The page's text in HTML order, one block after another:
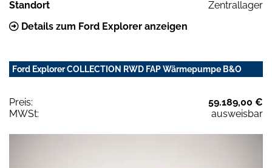
Standort
Zentrallager
Details zum Ford Explorer anzeigen
Ford Explorer COLLECTION RWD FAP Wärmepumpe B&O
Preis:
59.189,00 €
MWSt:
ausweisbar